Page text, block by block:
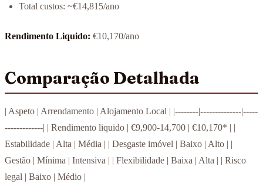
Total custos: ~€14,815/ano
Rendimento Liquido: €10,170/ano
Comparação Detalhada
| Aspeto | Arrendamento | Alojamento Local | |--------|--------------|-----
-------------| | Rendimento liquido | €9,900-14,700 | €10,170* | |
Estabilidade | Alta | Média | | Desgaste imóvel | Baixo | Alto | |
Gestão | Mínima | Intensiva | | Flexibilidade | Baixa | Alta | | Risco
legal | Baixo | Médio |